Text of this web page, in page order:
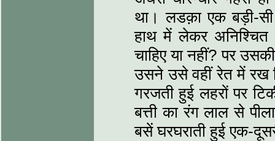
था। लडक़ा एक बड़ी-
हाथ में लेकर
चाहिए या नहीं? पर
उसने उसे वहीं रेत में
गरजती हुई लहरों पर
बत्ती का रंग लाल से
बसें घरघराती हुई एक-